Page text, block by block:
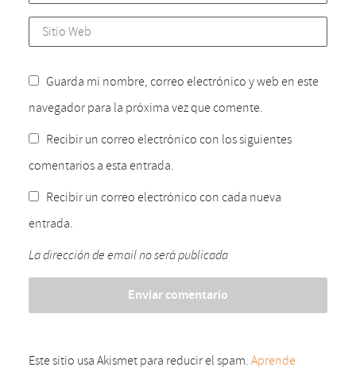
Guarda mi nombre, correo electrónico y web en este
navegador para la próxima vez que comente.
Recibir un correo electrónico con los siguientes
comentarios a esta entrada.
Recibir un correo electrónico con cada nueva
entrada.
La dirección de email no será publicada
Este sitio usa Akismet para reducir el spam. Aprende